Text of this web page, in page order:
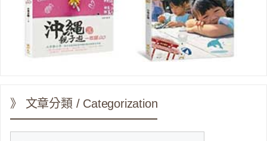
》 文章分類 / Categorization